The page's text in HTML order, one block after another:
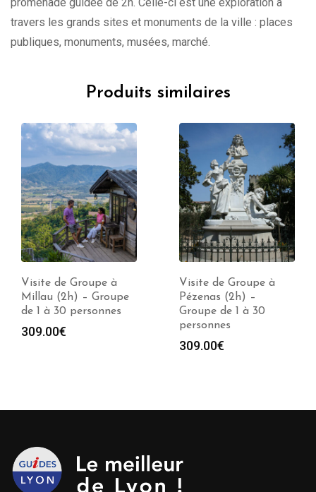
travers les grands sites et monuments de la ville : places
publiques, monuments, musées, marché.
Produits similaires
Visite de Groupe à
Millau (2h) – Groupe
de 1 à 30 personnes
309.00€
Visite de Groupe à
Pézenas (2h) –
Groupe de 1 à 30
personnes
309.00€